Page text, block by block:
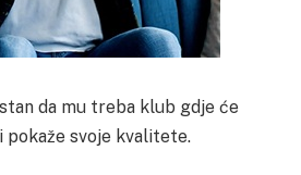
da mu treba klub gdje će
pokaže svoje kvalitete.